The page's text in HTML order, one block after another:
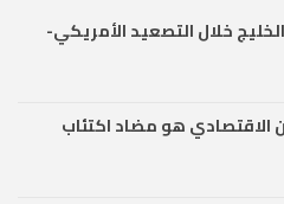
خلال التصعيد الأمريكي-
هو مضاد اكتئاب